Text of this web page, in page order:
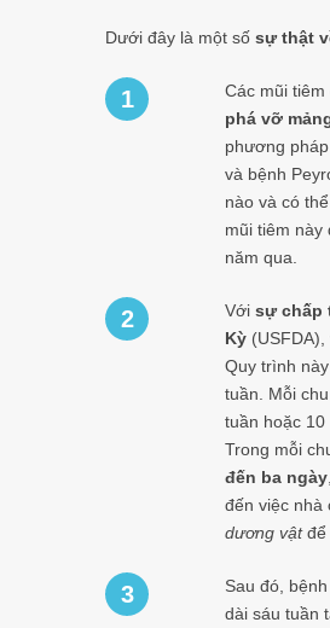
Dưới đây là một số sự thật
1 Các mũi
phá vỡ
phương
và bệnh
nào và có
mũi tiêm này
năm qua.
2 Với sự chấp
Kỳ(USFDA),
Quy trình
tuần. Mỗi
tuần hoặc 10
Trong mỗi
đến ba ngày
đến việc nhà
dương vậtđể
3 Sau đó,
dài sáu tuần